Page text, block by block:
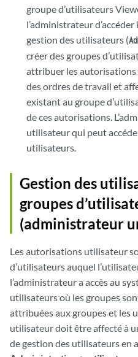
groupe d’utilisateurs
l’administrateur
gestion des utilisateurs (
créer des groupes
attribuer les
des ordres de travail et
existant au groupe
de ces autorisations.
utilisateur qui peut
utilisateurs.
Gestion des
groupes
(administrateur
Les autorisations utilisateur
d’utilisateurs auquel
l’administrateur a accès au
utilisateurs où les groupes
attribuées aux groupes et les
utilisateur doit être affecté à
de gestion des utilisateurs en